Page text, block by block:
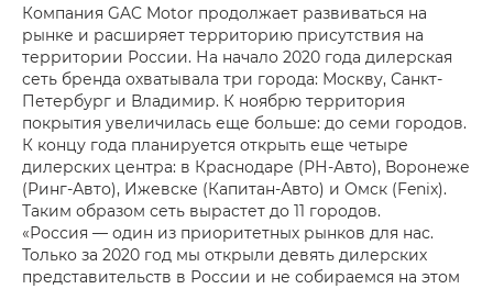
Компания GAC Motor продолжает развиваться на
рынке и расширяет территорию присутствия на
территории России. На начало 2020 года дилерская
сеть бренда охватывала три города: Москву, Санкт-
Петербург и Владимир. К ноябрю территория
покрытия увеличилась еще больше: до семи городов.
К концу года планируется открыть еще четыре
дилерских центра: в Краснодаре (РН-Авто), Воронеже
(Ринг-Авто), Ижевске (Капитан-Авто) и Омск (Fenix).
Таким образом сеть вырастет до 11 городов.
«Россия — один из приоритетных рынков для нас.
Только за 2020 год мы открыли девять дилерских
представительств в России и не собираемся на этом